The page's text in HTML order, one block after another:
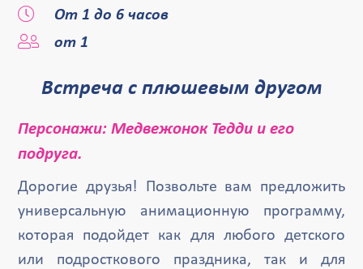
От 1 до 6 часов
от 1
Встреча с плюшевым другом
Персонажи: Медвежонок Тедди и его
подруга.
Дорогие друзья! Позвольте вам предложить
универсальную анимационную программу,
которая подойдет как для любого детского
или подросткового праздника, так и для